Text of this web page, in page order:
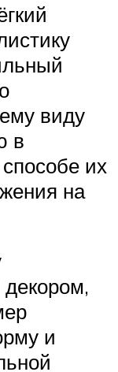
виду
в
их
на
и